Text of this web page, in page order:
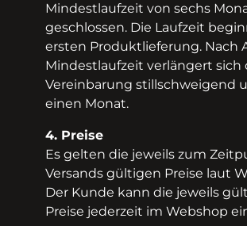
Mindestlaufzeit von sechs
geschlossen. Die Laufzeit
ersten Produktlieferung. Nach
Mindestlaufzeit verlängert sich
Vereinbarung stillschweigend
einen Monat.
4. Preise
Es gelten die jeweils zum
Versands gültigen Preise laut
Der Kunde kann die jeweils
Preise jederzeit im Webshop